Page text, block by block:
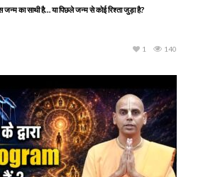
का साथी है… या पिछले जन्म से कोई रिश्ता जुड़ा है?
140
1